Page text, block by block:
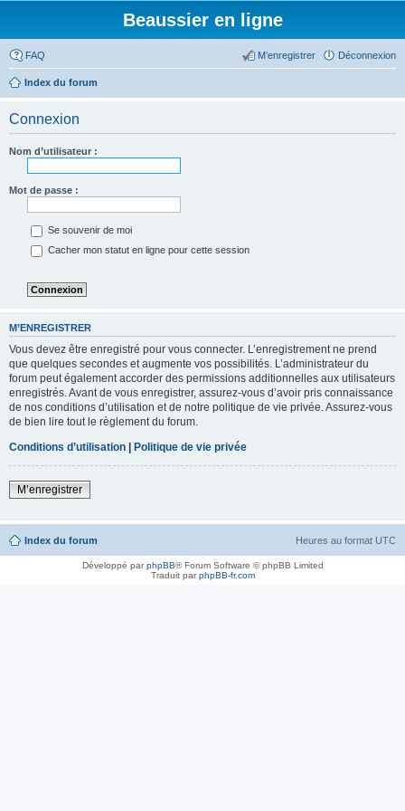
Beaussier en ligne
FAQ Déconnexion
M’enregistrer
Index du forum
Connexion
Nom d’utilisateur :
Mot de passe :
Se souvenir de moi
Cacher mon statut en ligne pour cette session
M’ENREGISTRER
Vous devez être enregistré pour vous connecter. L’enregistrement ne prend
que quelques secondes et augmente vos possibilités. L’administrateur du
forum peut également accorder des permissions additionnelles aux utilisateurs
enregistrés. Avant de vous enregistrer, assurez-vous d’avoir pris connaissance
de nos conditions d’utilisation et de notre politique de vie privée. Assurez-vous
de bien lire tout le règlement du forum.
Conditions d’utilisation | Politique de vie privée
M’enregistrer
Index du forum Heures au format UTC
Développé parphpBB® Forum Software © phpBB Limited
Traduit parphpBB-fr.com